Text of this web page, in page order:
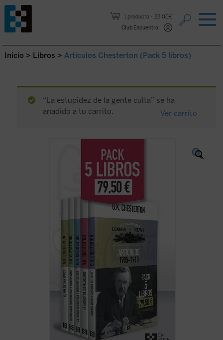
1 producto
22,00€
Club Encuentro
Saltar al contenido.
Inicio > Libros > Artículos Chesterton (Pack 5 libros)
“La estupidez de la gente culta” se ha
añadido a tu carrito.
Ver carrito